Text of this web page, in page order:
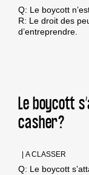
Q: Le boycott
R: Le droit des
d’entreprendre.
Le boycott
casher?
|A CLASSER
Q: Le boycott